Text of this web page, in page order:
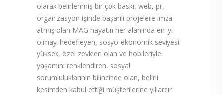
olarak belirlenmiş bir çok baskı, web, pr,
organizasyon işinde başarılı projelere imza
atmış olan MAG hayatın her alanında en iyi
olmayı hedefleyen, sosyo-ekonomik seviyesi
yüksek, özel zevkleri olan ve hobileriyle
yaşamını renklendiren, sosyal
sorumluluklarının bilincinde olan, belirli
kesimden kabul ettiği müşterilerine yıllardır